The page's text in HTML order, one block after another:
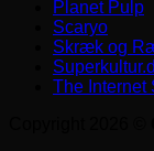
Planet Pulp
Scaryo
Skræk og
The Internet